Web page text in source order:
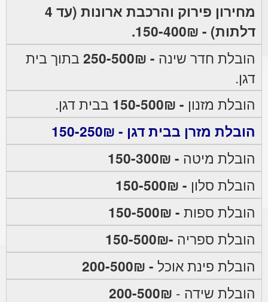
מחירון פירוק והרכבת ארונות (עד 4
דלתות) - 150-400₪.
הובלת חדר שינה - 250-500₪
בתוך בית
דגן.
הובלת מזנון - 150-500₪ בבית דגן.
הובלת מזרן בבית דגן - 150-250₪
הובלת מיטה - 150-300₪
הובלת סלון - 150-500₪
הובלת ספות - 150-500₪
הובלת ספריה -150-500₪
הובלת פינת אוכל - 200-500₪
הובלת שידה - 200-500₪